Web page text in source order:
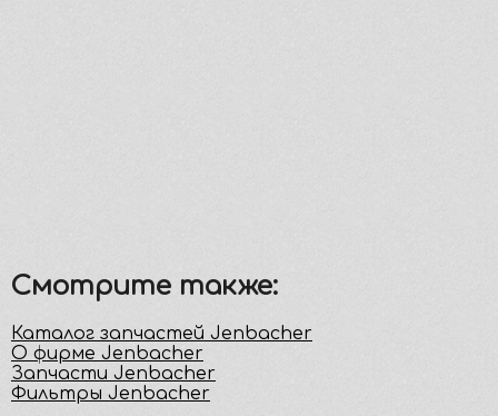
Смотрите также:
Каталог запчастей Jenbacher
О фирме Jenbacher
Запчасти Jenbacher
Фильтры Jenbacher